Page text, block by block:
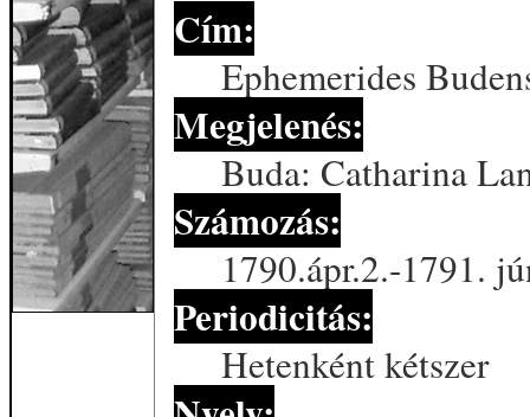
Cím:
Ephemerides
Megjelenés:
Buda: Catharina
Számozás:
1790.ápr.2.-1791.
Periodicitás:
Hetenként kétszer